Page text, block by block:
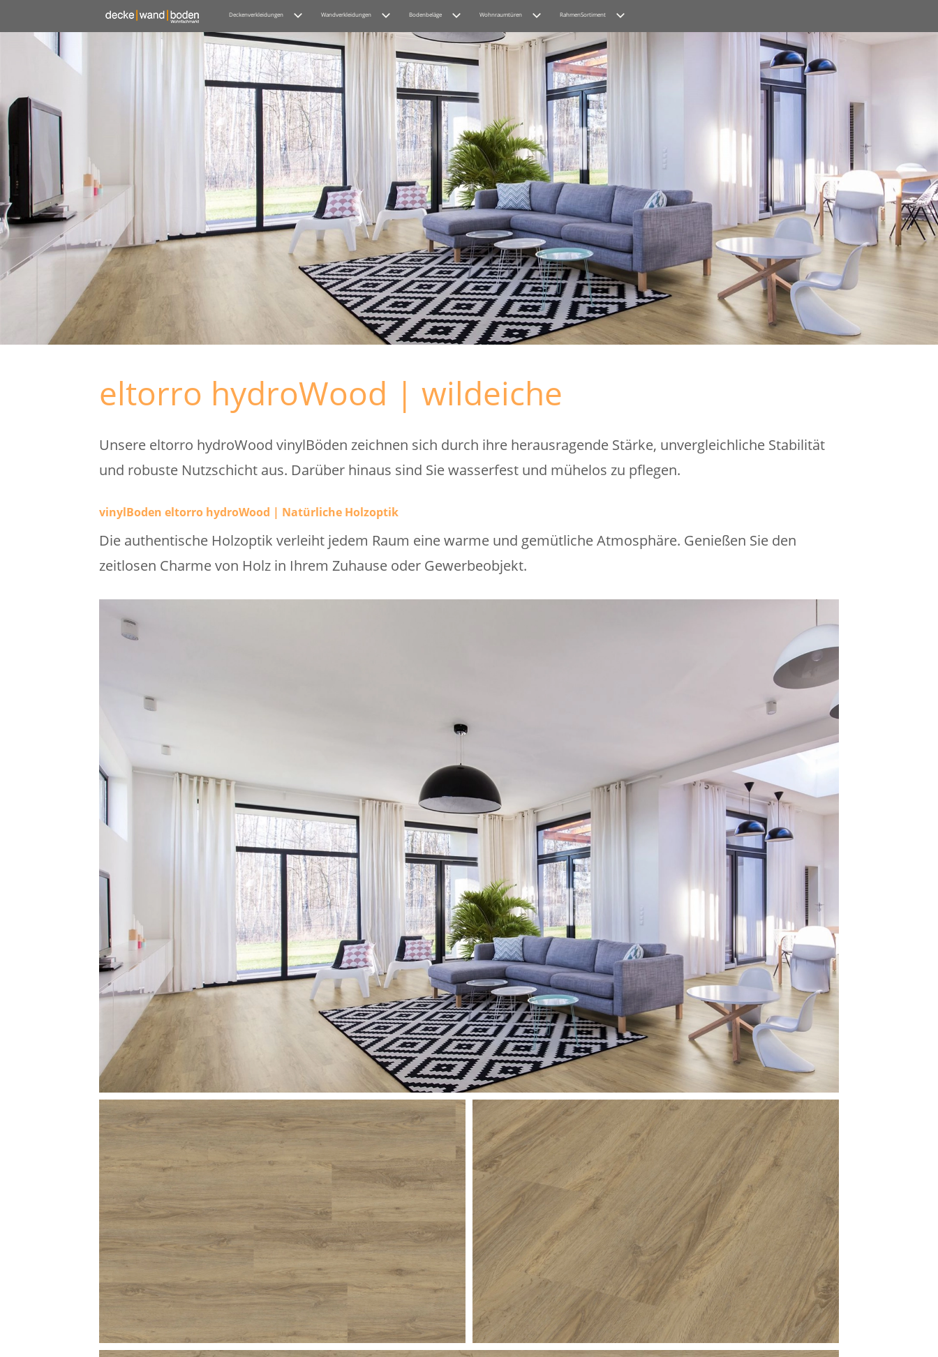
Deckenverkleidungen Wandverkleidungen Bodenbeläge Wohnraumtüren RahmenSortiment
eltorro hydroWood | wildeiche
Unsere eltorro hydroWood vinylBöden zeichnen sich durch ihre herausragende Stärke, unvergleichliche Stabilität
und robuste Nutzschicht aus. Darüber hinaus sind Sie wasserfest und mühelos zu pflegen.
vinylBoden eltorro hydroWood | Natürliche Holzoptik
Die authentische Holzoptik verleiht jedem Raum eine warme und gemütliche Atmosphäre. Genießen Sie den
zeitlosen Charme von Holz in Ihrem Zuhause oder Gewerbeobjekt.